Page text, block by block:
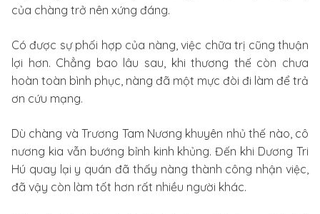
của chàng trở nên xứng đáng.
Có được sự phối hợp của nàng, việc chữa trị cũng thuận
lợi hơn. Chẳng bao lâu sau, khi thương thế còn chưa
hoàn toàn bình phục, nàng đã một mực đòi đi làm để trả
ơn cứu mạng.
Dù chàng và Trương Tam Nương khuyên nhủ thế nào, cô
nương kia vẫn bướng bỉnh kinh khủng. Đến khi Dương Tri
Hú quay lại y quán đã thấy nàng thành công nhận việc,
đã vậy còn làm tốt hơn rất nhiều người khác.